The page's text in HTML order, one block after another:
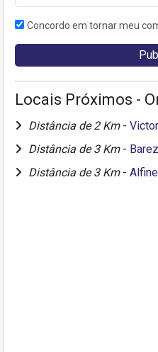
Concordo em tornar meu
Locais Próximos -
Distância de 2 Km -
Distância de 3 Km -
Distância de 3 Km -